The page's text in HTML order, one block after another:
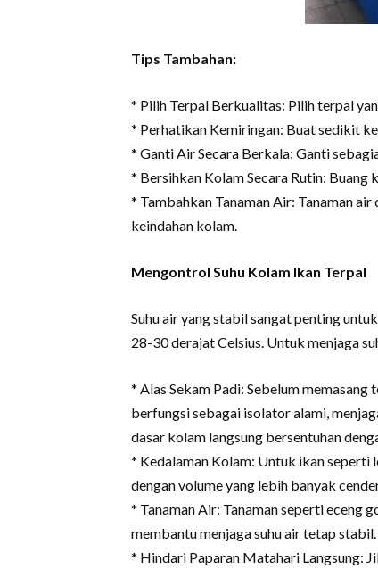
Tips Tambahan:
* Pilih Terpal Berkualitas: Pilih terpal
* Perhatikan Kemiringan: Buat sedikit
* Ganti Air Secara Berkala: Ganti
* Bersihkan Kolam Secara Rutin: Buang
* Tambahkan Tanaman Air: Tanaman
keindahan kolam.
Mengontrol Suhu Kolam Ikan Terpal
Suhu air yang stabil sangat penting
28-30 derajat Celsius. Untuk menjaga
* Alas Sekam Padi: Sebelum
berfungsi sebagai isolator alami,
dasar kolam langsung bersentuhan
* Kedalaman Kolam: Untuk ikan seperti
dengan volume yang lebih banyak
* Tanaman Air: Tanaman seperti eceng
membantu menjaga suhu air tetap stabil.
* Hindari Paparan Matahari Langsung: